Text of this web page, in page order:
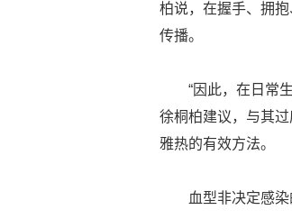
柏说，在握手、拥
传播。
“因此，在日常
徐桐柏建议，与其
雅热的有效方法。
血型非决定感